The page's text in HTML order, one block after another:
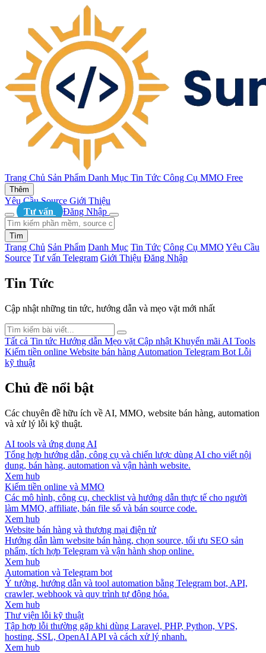
Trang Chủ Sản Phẩm Danh Mục Tin Tức Công Cụ MMO Free
Thêm
Yêu Cầu Source Giới Thiệu
Tư vấn
Đăng Nhập
Tìm
Trang Chủ Sản Phẩm Danh Mục Tin Tức Công Cụ MMO Yêu Cầu
Source Tư vấn Telegram Giới Thiệu Đăng Nhập
Tin Tức
Cập nhật những tin tức, hướng dẫn và mẹo vặt mới nhất
Tất cả Tin tức Hướng dẫn Mẹo vặt Cập nhật Khuyến mãi AI Tools
Kiếm tiền online Website bán hàng Automation Telegram Bot Lỗi
kỹ thuật
Chủ đề nổi bật
Các chuyên đề hữu ích về AI, MMO, website bán hàng, automation
và xử lý lỗi kỹ thuật.
AI tools và ứng dụng AI
Tổng hợp hướng dẫn, công cụ và chiến lược dùng AI cho viết nội
dung, bán hàng, automation và vận hành website.
Xem hub
Kiếm tiền online và MMO
Các mô hình, công cụ, checklist và hướng dẫn thực tế cho người
làm MMO, affiliate, bán file số và bán source code.
Xem hub
Website bán hàng và thương mại điện tử
Hướng dẫn làm website bán hàng, chọn source, tối ưu SEO sản
phẩm, tích hợp Telegram và vận hành shop online.
Xem hub
Automation và Telegram bot
Ý tưởng, hướng dẫn và tool automation bằng Telegram bot, API,
crawler, webhook và quy trình tự động hóa.
Xem hub
Thư viện lỗi kỹ thuật
Tập hợp lỗi thường gặp khi dùng Laravel, PHP, Python, VPS,
hosting, SSL, OpenAI API và cách xử lý nhanh.
Xem hub